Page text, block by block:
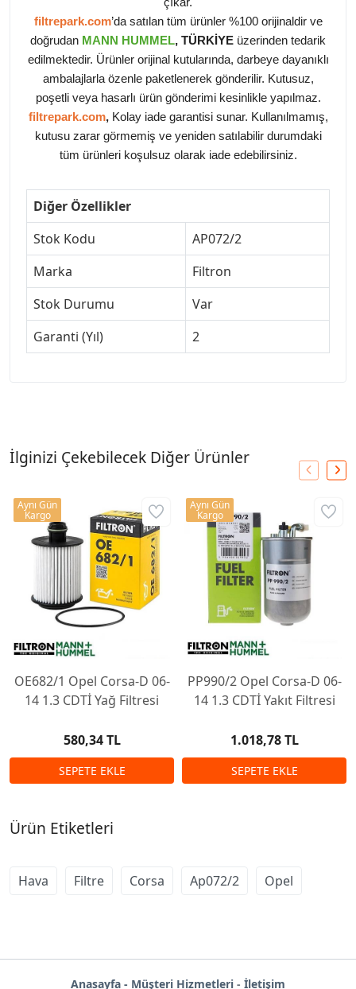
filtrepark.com’da satılan tüm ürünler %100 orijinaldir ve
doğrudan MANN HUMMEL, TÜRKİYE üzerinden tedarik
edilmektedir. Ürünler orijinal kutularında, darbeye dayanıklı
ambalajlarla özenle paketlenerek gönderilir. Kutusuz,
poşetli veya hasarlı ürün gönderimi kesinlikle yapılmaz.
filtrepark.com,Kolay iade garantisi sunar. Kullanılmamış,
kutusu zarar görmemiş ve yeniden satılabilir durumdaki
tüm ürünleri koşulsuz olarak iade edebilirsiniz.
Diğer Özellikler
Stok Kodu
AP072/2
Marka
Filtron
Stok Durumu
Var
Garanti (Yıl)
2
İlginizi Çekebilecek Diğer Ürünler
OE682/1 Opel Corsa-D 06-
14 1.3 CDTİ Yağ Filtresi
580,34 TL
Aynı Gün
Kargo
PP990/2 Opel Corsa-D 06-
14 1.3 CDTİ Yakıt Filtresi
1.018,78 TL
Aynı Gün
Kargo
Ürün Etiketleri
Hava Filtre Corsa Ap072/2 Opel
Anasayfa - Müşteri Hizmetleri - İletişim